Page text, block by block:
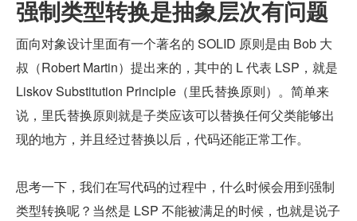
强制类型转换是抽象层次有问题
面向对象设计里面有一个著名的 SOLID 原则是由 Bob 大
叔（Robert Martin）提出来的，其中的 L 代表 LSP，就是
Liskov Substitution Principle（里氏替换原则）。简单来
说，里氏替换原则就是子类应该可以替换任何父类能够出
现的地方，并且经过替换以后，代码还能正常工作。
思考一下，我们在写代码的过程中，什么时候会用到强制
类型转换呢？当然是 LSP 不能被满足的时候，也就是说子